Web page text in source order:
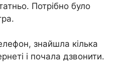
Потрібно було
знайшла кілька
і почала дзвонити.